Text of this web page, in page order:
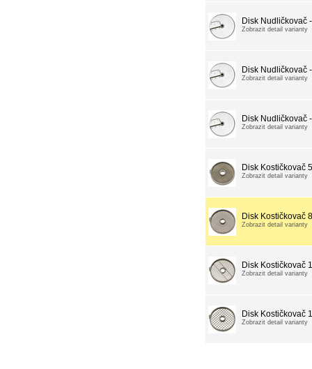
Disk Nudličkovač
Zobrazit detail varianty
Disk Nudličkovač
Zobrazit detail varianty
Disk Nudličkovač
Zobrazit detail varianty
Disk Kostičkovač
Zobrazit detail varianty
Disk Kostičkovač
Zobrazit detail varianty
Disk Kostičkovač
Zobrazit detail varianty
Disk Kostičkovač
Zobrazit detail varianty